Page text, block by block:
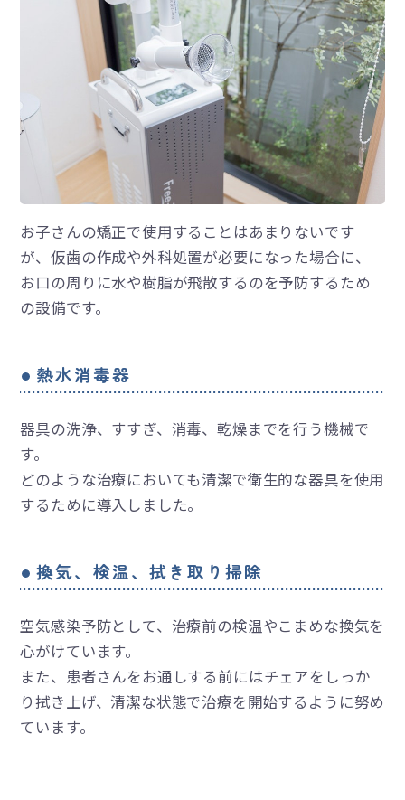
お子さんの矯正で使用することはあまりないです
が、仮歯の作成や外科処置が必要になった場合に、
お口の周りに水や樹脂が飛散するのを予防するため
の設備です。
熱水消毒器
器具の洗浄、すすぎ、消毒、乾燥までを行う機械で
す。
どのような治療においても清潔で衛生的な器具を使用
するために導入しました。
換気、検温、拭き取り掃除
空気感染予防として、治療前の検温やこまめな換気を
心がけています。
また、患者さんをお通しする前にはチェアをしっか
り拭き上げ、清潔な状態で治療を開始するように努め
ています。